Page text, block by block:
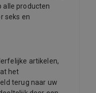
alle producten
seks en
artikelen,
het
terug naar uw